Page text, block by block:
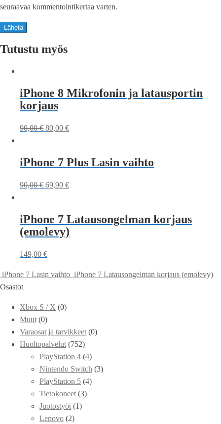
seuraavaa kommentointikertaa varten.
Tutustu myös
iPhone 8 Mikrofonin ja latausportin
korjaus
90,00€ 80,00 €
iPhone 7 Plus Lasin vaihto
90,00€ 69,90 €
iPhone 7 Latausongelman korjaus
(emolevy)
149,00 €
iPhone 7 Lasin vaihto iPhone 7 Latausongelman korjaus (emolevy)
Osastot
Xbox S / X (0)
Muut (0)
Varaosat ja tarvikkeet (0)
Huoltopalvelut (752)
PlayStation 4 (4)
Nintendo Switch (3)
PlayStation 5 (4)
Tietokoneet (3)
Juotostyöt (1)
Lenovo (2)